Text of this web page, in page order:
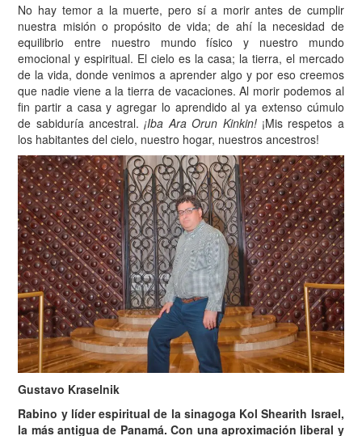
No hay temor a la muerte, pero sí a morir antes de cumplir
nuestra misión o propósito de vida; de ahí la necesidad de
equilibrio entre nuestro mundo físico y nuestro mundo
emocional y espiritual. El cielo es la casa; la tierra, el mercado
de la vida, donde venimos a aprender algo y por eso creemos
que nadie viene a la tierra de vacaciones. Al morir podemos al
fin partir a casa y agregar lo aprendido al ya extenso cúmulo
de sabiduría ancestral.¡Iba Ara Orun Kinkin!¡Mis respetos a
los habitantes del cielo, nuestro hogar, nuestros ancestros!
Gustavo Kraselnik
Rabino y líder espiritual de la sinagoga Kol Shearith Israel,
la más antigua de Panamá. Con una aproximación liberal y